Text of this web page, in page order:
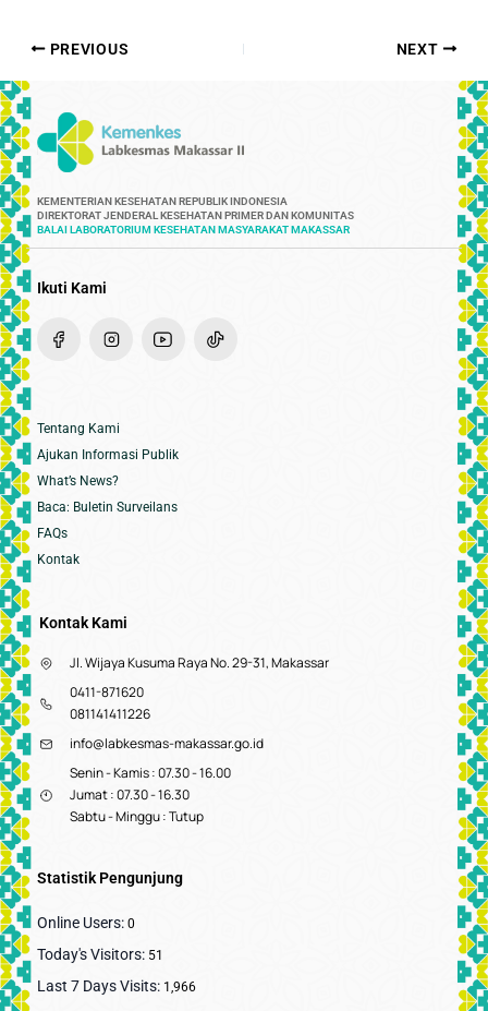
PREVIOUS NEXT
KEMENTERIAN KESEHATAN REPUBLIK INDONESIA
DIREKTORAT JENDERAL KESEHATAN PRIMER DAN KOMUNITAS
BALAI LABORATORIUM KESEHATAN MASYARAKAT MAKASSAR
Ikuti Kami
Tentang Kami
Ajukan Informasi Publik
What’s News?
Baca: Buletin Surveilans
FAQs
Kontak
Kontak Kami
Jl. Wijaya Kusuma Raya No. 29-31, Makassar
0411-871620
081141411226
info@labkesmas-makassar.go.id
Senin - Kamis : 07.30 - 16.00
Jumat : 07.30 - 16.30
Sabtu - Minggu : Tutup
Statistik Pengunjung
Online Users: 0
Today's Visitors: 51
Last 7 Days Visits: 1,966